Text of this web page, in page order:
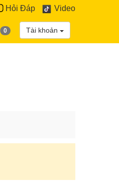
Hỏi Đáp Video
0 Tài khoản